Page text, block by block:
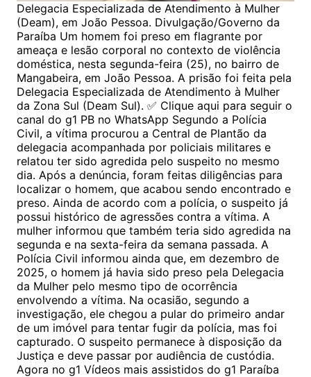
Delegacia Especializada de Atendimento à Mulher
(Deam), em João Pessoa. Divulgação/Governo da
Paraíba Um homem foi preso em flagrante por
ameaça e lesão corporal no contexto de violência
doméstica, nesta segunda-feira (25), no bairro de
Mangabeira, em João Pessoa. A prisão foi feita pela
Delegacia Especializada de Atendimento à Mulher
da Zona Sul (Deam Sul). ✅ Clique aqui para seguir o
canal do g1 PB no WhatsApp Segundo a Polícia
Civil, a vítima procurou a Central de Plantão da
delegacia acompanhada por policiais militares e
relatou ter sido agredida pelo suspeito no mesmo
dia. Após a denúncia, foram feitas diligências para
localizar o homem, que acabou sendo encontrado e
preso. Ainda de acordo com a polícia, o suspeito já
possui histórico de agressões contra a vítima. A
mulher informou que também teria sido agredida na
segunda e na sexta-feira da semana passada. A
Polícia Civil informou ainda que, em dezembro de
2025, o homem já havia sido preso pela Delegacia
da Mulher pelo mesmo tipo de ocorrência
envolvendo a vítima. Na ocasião, segundo a
investigação, ele chegou a pular do primeiro andar
de um imóvel para tentar fugir da polícia, mas foi
capturado. O suspeito permanece à disposição da
Justiça e deve passar por audiência de custódia.
Agora no g1 Vídeos mais assistidos do g1 Paraíba